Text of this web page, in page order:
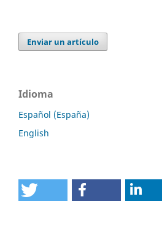
Enviar un artículo
Idioma
Español (España)
English